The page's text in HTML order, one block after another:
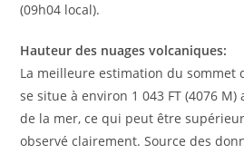
(09h04 local).
Hauteur des nuages volcaniques:
La meilleure estimation du sommet
se situe à environ 1 043 FT (4076
de la mer, ce qui peut être
observé clairement. Source des